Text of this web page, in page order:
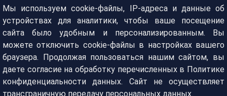
Мы используем cookie-файлы, IP-адреса и данные об
устройствах для аналитики, чтобы ваше посещение
сайта было удобным и персонализированным. Вы
можете отключить cookie-файлы в настройках вашего
браузера. Продолжая пользоваться нашим сайтом, вы
даете согласие на обработку перечисленных в Политике
конфиденциальности данных. Сайт не осуществляет
трансграничную передачу персональных данных.